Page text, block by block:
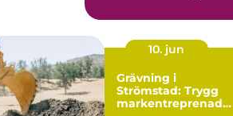
genomtänkt...
10. jun
Grävning i
Strömstad: Trygg
markentreprenad